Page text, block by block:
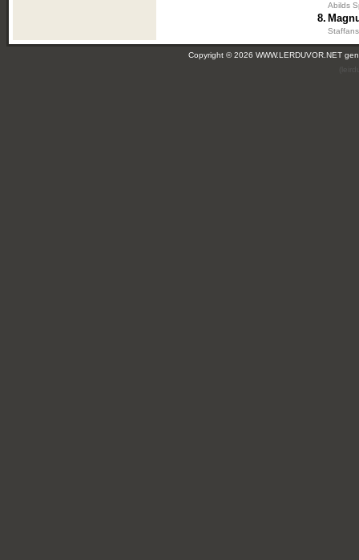
Abilds
8.
Copyright © 2026 WWW.LERDUVOR.NET